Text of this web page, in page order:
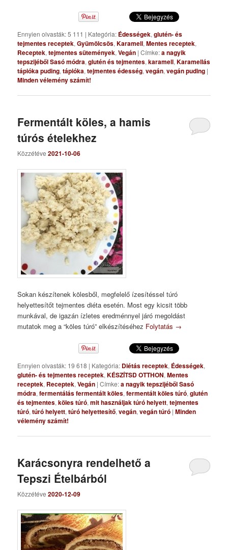
Ennyien olvasták: 5 111 | Kategória: Édességek,glutén- és
tejmentes receptek,Gyümölcsös,Karamell,Mentes receptek,
Receptek,tejmentes sütemények,Vegán |Címke:a nagyik
tepszijéből Sasó módra,glutén és tejmentes,karamell,Karamellás
tápióka puding,tápióka,tejmentes édesség,vegán,vegán puding |
Minden vélemény számít!
Fermentált köles, a hamis
túrós ételekhez
Közzétéve2021-10-06
Sokan készítenek kölesből, megfelelő ízesítéssel túró
helyettesítőt tejmentes diéta esetén. Most egy kicsit több
munkával, de igazán ízletes eredménnyel járó megoldást
mutatok meg a “köles túró” elkészítéséhez Folytatás →
Ennyien olvasták: 19 618 | Kategória: Diétás receptek, Édességek,
glutén- és tejmentes receptek,KÉSZÍTSD OTTHON,Mentes
receptek, Receptek,Vegán |Címke:a nagyik tepszijéből Sasó
módra,fermentálás fermentált köles,fermentált köles túró,glutén
és tejmentes,köles túró,mit használjak túró helyett,tejmentes
túró,túró helyett,túró helyettesítő,vegán,vegán túró |Minden
vélemény számít!
Karácsonyra rendelhető a
Tepszi Ételbárból
Közzétéve2020-12-09